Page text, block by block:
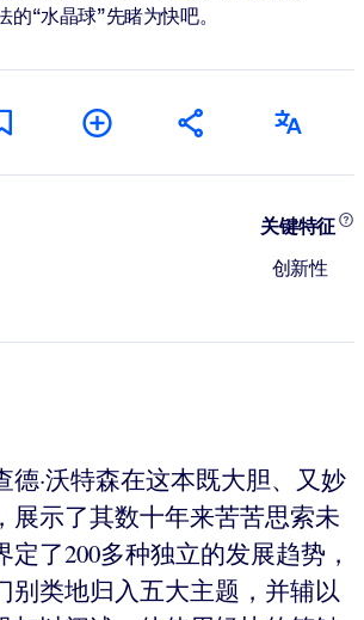
的“水晶球”先睹为快吧。
关键特征
创新性
德·沃特森在这本既大胆、又妙
展示了其数十年来苦苦思索未
了200多种独立的发展趋势，
别类地归入五大主题，并辅以